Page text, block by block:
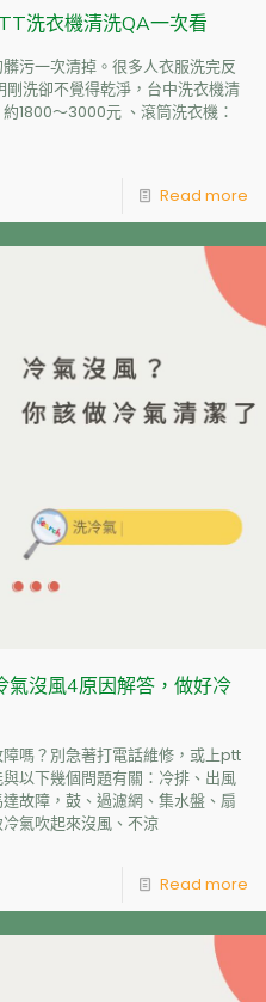
洗衣機清洗QA一次看
污一次清掉。很多人衣服洗完反
洗卻不覺得乾淨，台中洗衣機清
1800～3000元 、滾筒洗衣機：
Read more
氣沒風4原因解答，做好冷
嗎？別急著打電話維修，或上ptt
以下幾個問題有關：冷排、出風
故障，鼓、過濾網、集水盤、扇
氣吹起來沒風、不涼
Read more